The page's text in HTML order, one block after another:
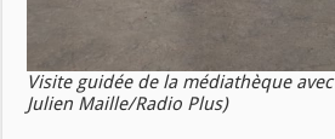
Visite guidée de la médiathèque
Julien Maille/Radio Plus)